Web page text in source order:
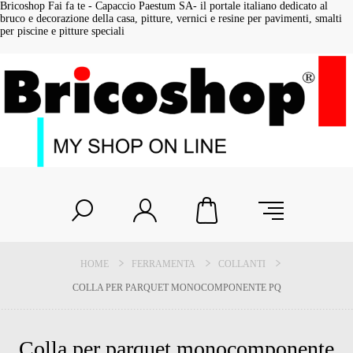
Bricoshop Fai fa te - Capaccio Paestum SA- il portale italiano dedicato al
bruco e decorazione della casa, pitture, vernici e resine per pavimenti, smalti
per piscine e pitture speciali
HOME FERRAMENTA COLLANTI
COLLA PER PARQUET MONOCOMPONENTE PQ